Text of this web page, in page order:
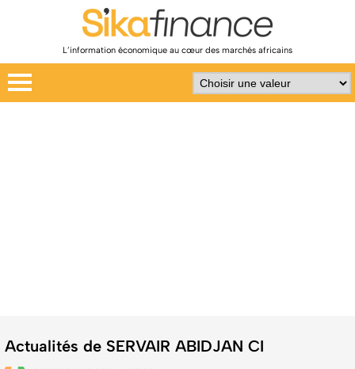
L’information économique au cœur des marchés africains
Actualités de SERVAIR ABIDJAN CI